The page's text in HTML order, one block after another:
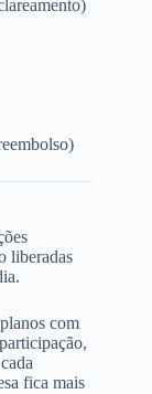
liberadas
com
fica mais